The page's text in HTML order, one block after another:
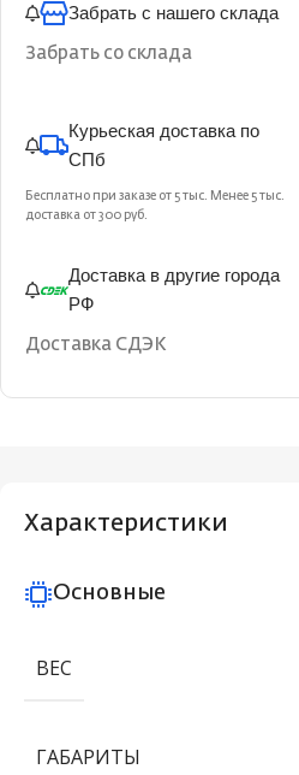
Забрать с нашего склада
Забрать со склада
Курьеская доставка по
СПб
Бесплатно при заказе от 5 тыс. Менее 5 тыс.
доставка от 300 руб.
Доставка в другие города
РФ
Доставка СДЭК
Характеристики
Основные
ВЕС
ГАБАРИТЫ